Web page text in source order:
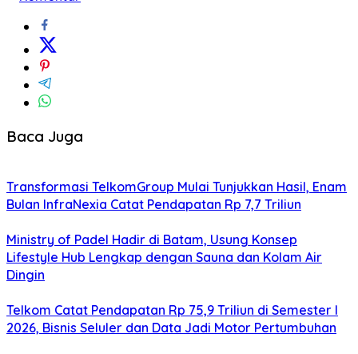
Baca Juga
Transformasi TelkomGroup Mulai Tunjukkan Hasil, Enam
Bulan InfraNexia Catat Pendapatan Rp 7,7 Triliun
Ministry of Padel Hadir di Batam, Usung Konsep
Lifestyle Hub Lengkap dengan Sauna dan Kolam Air
Dingin
Telkom Catat Pendapatan Rp 75,9 Triliun di Semester I
2026, Bisnis Seluler dan Data Jadi Motor Pertumbuhan